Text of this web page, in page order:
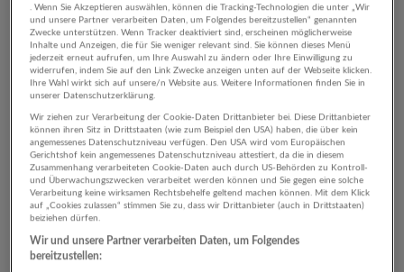
Commercial & Finance Manager (m/w/d) Führender
Industriestandort Raum Dresden
16.12.2025,Iro & Partners Personal- und
Dresden, Deutschland
Automatisch neue Jobs per E-Mail erhalten?
Jetzt Suchagent aktivieren!
. Wenn Sie Akzeptieren auswählen, können die Tracking-Technologien die unter „Wir
und unsere Partner verarbeiten Daten, um Folgendes bereitzustellen“ genannten
Zwecke unterstützen. Wenn Tracker deaktiviert sind, erscheinen möglicherweise
Inhalte und Anzeigen, die für Sie weniger relevant sind. Sie können dieses Menü
jederzeit erneut aufrufen, um Ihre Auswahl zu ändern oder Ihre Einwilligung zu
widerrufen, indem Sie auf den Link Zwecke anzeigen unten auf der Webseite klicken.
Ihre Wahl wirkt sich auf unsere/n Website aus. Weitere Informationen finden Sie in
unserer Datenschutzerklärung.
Wir ziehen zur Verarbeitung der Cookie-Daten Drittanbieter bei. Diese Drittanbieter
können ihren Sitz in Drittstaaten (wie zum Beispiel den USA) haben, die über kein
angemessenes Datenschutzniveau verfügen. Den USA wird vom Europäischen
Gerichtshof kein angemessenes Datenschutzniveau attestiert, da die in diesem
Zusammenhang verarbeiteten Cookie-Daten auch durch US-Behörden zu Kontroll-
und Überwachungszwecken verarbeitet werden können und Sie gegen eine solche
Verarbeitung keine wirksamen Rechtsbehelfe geltend machen können. Mit dem Klick
auf „Cookies zulassen“ stimmen Sie zu, dass wir Drittanbieter (auch in Drittstaaten)
beiziehen dürfen.
Wir und unsere Partner verarbeiten Daten, um Folgendes
bereitzustellen: